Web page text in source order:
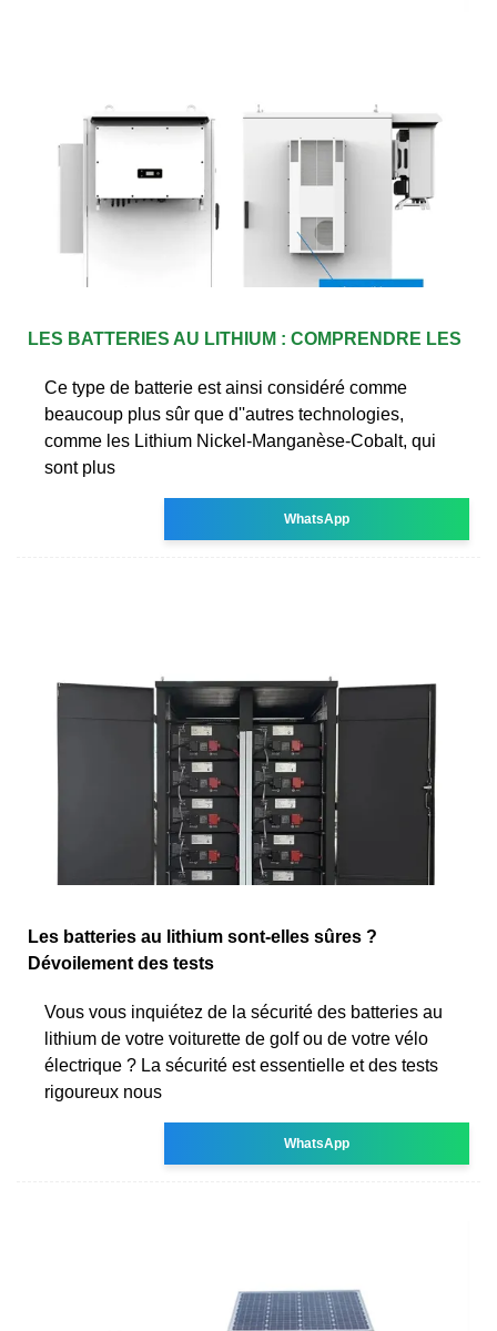
LES BATTERIES AU LITHIUM : COMPRENDRE LES
Ce type de batterie est ainsi considéré comme
beaucoup plus sûr que d''autres technologies,
comme les Lithium Nickel-Manganèse-Cobalt, qui
sont plus
WhatsApp
Les batteries au lithium sont-elles sûres ?
Dévoilement des tests
Vous vous inquiétez de la sécurité des batteries au
lithium de votre voiturette de golf ou de votre vélo
électrique ? La sécurité est essentielle et des tests
rigoureux nous
WhatsApp